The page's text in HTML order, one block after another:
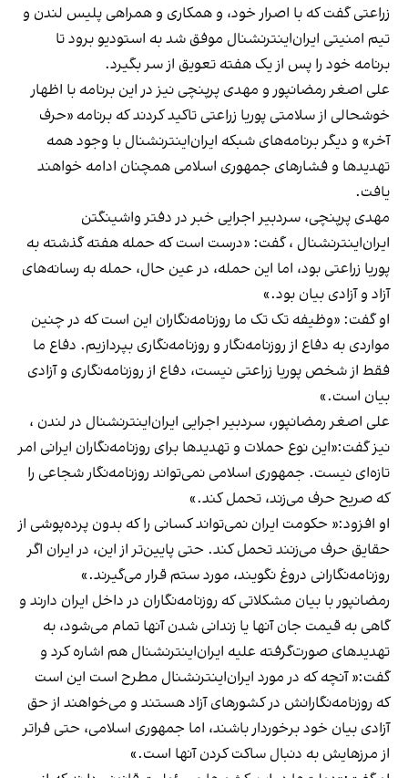
زراعتی گفت که با اصرار خود، و همکاری و همراهی پلیس لندن و
تیم امنیتی ایران‌اینترنشنال موفق شد به استودیو برود تا
برنامه خود را پس از یک هفته تعویق از سر بگیرد.
علی اصغر رمضانپور و مهدی پرپنچی نیز در این برنامه با اظهار
خوشحالی از سلامتی پوریا زراعتی تاکید کردند که برنامه «حرف
آخر» و دیگر برنامه‌های شبکه ایران‌اینترنشنال با وجود همه
تهدیدها و فشارهای جمهوری اسلامی همچنان ادامه خواهند
یافت.
مهدی پرپنچی، سردبیر اجرایی خبر در دفتر واشینگتن
ایران‌اینترنشنال ، گفت: «درست است که حمله هفته گذشته به
پوریا زراعتی بود، اما این حمله، در عین حال، حمله به رسانه‌های
آزاد و آزادی بیان بود.»
او گفت: «وظیفه تک تک ما روزنامه‌نگاران این است که در چنین
مواردی به دفاع از روزنامه‌نگار و روزنامه‌نگاری بپردازیم. دفاع ما
فقط از شخص پوریا زراعتی نیست، دفاع از روزنامه‌نگاری و آزادی
بیان است.»
علی اصغر رمضانپور، سردبیر اجرایی ایران‌اینترنشنال در لندن ،
نیز گفت:«این نوع حملات و تهدیدها برای روزنامه‌نگاران ایرانی امر
تازه‌ای نیست. جمهوری اسلامی نمی‌تواند روزنامه‌نگار شجاعی را
که صریح حرف می‌زند، تحمل کند.»
او افزود:« حکومت ایران نمی‌تواند کسانی را که بدون پرده‌پوشی از
حقایق حرف می‌زنند تحمل کند. حتی پایین‌تر از این، در ایران اگر
روزنامه‌نگارانی دروغ نگویند، مورد ستم قرار می‌گیرند.»
رمضانپور با بیان مشکلاتی که روزنامه‌نگاران در داخل ایران دارند و
گاهی به قیمت جان آنها یا زندانی شدن آنها تمام می‌شود، به
تهدیدهای صورت‌گرفته علیه ایران‌اینترنشنال هم اشاره کرد و
گفت:« آنچه که در مورد ایران‌اینترنشنال مطرح است این است
که روزنامه‌نگارانش در کشورهای آزاد هستند و می‌خواهند از حق
آزادی بیان خود برخوردار باشند، اما جمهوری اسلامی، حتی فراتر
از مرزهایش به دنبال ساکت کردن آنها است.»